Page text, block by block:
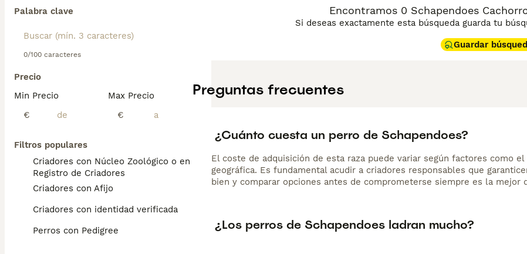
Palabra clave
0/100 caracteres
Precio
Min Precio
€
Max Precio
€
Filtros populares
Criadores con Núcleo Zoológico o en el
Registro de Criadores
Criadores con Afijo
Criadores con identidad verificada
Perros con Pedigree
Encontramos 0 Schapendoes
Si deseas exactamente esta búsqueda guarda tu
Guardar
Preguntas frecuentes
¿Cuánto cuesta un perro de Schapendoes?
El coste de adquisición de esta raza puede variar según factores como
geográfica. Es fundamental acudir a criadores responsables que
bien y comparar opciones antes de comprometerse siempre es la mejor
¿Los perros de Schapendoes ladran mucho?